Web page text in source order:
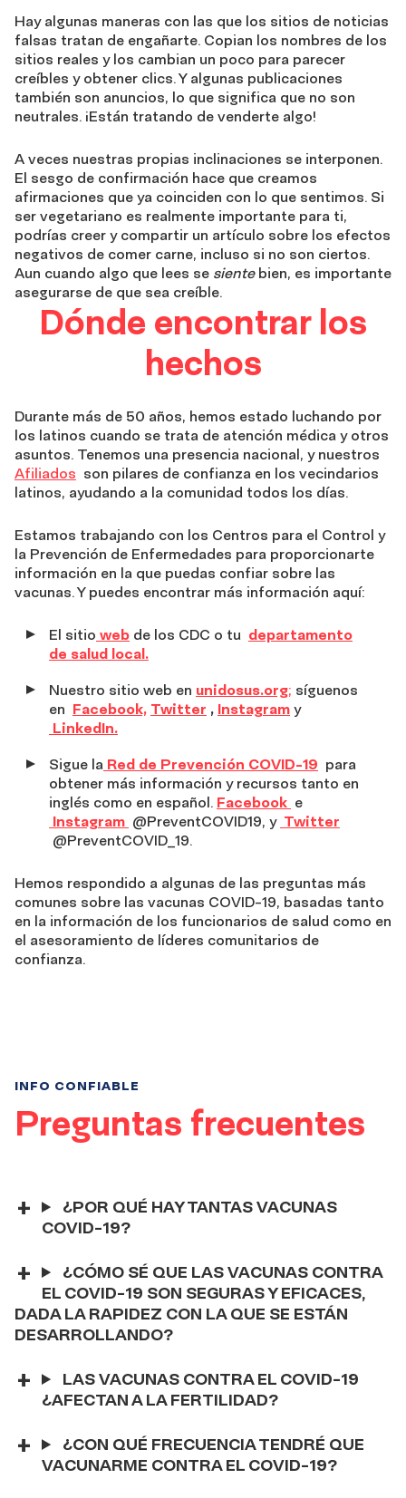
Hay algunas maneras con las que los sitios de noticias
falsas tratan de engañarte. Copian los nombres de los
sitios reales y los cambian un poco para parecer
creíbles y obtener clics. Y algunas publicaciones
también son anuncios, lo que significa que no son
neutrales. ¡Están tratando de venderte algo!
A veces nuestras propias inclinaciones se interponen.
El sesgo de confirmación hace que creamos
afirmaciones que ya coinciden con lo que sentimos. Si
ser vegetariano es realmente importante para ti,
podrías creer y compartir un artículo sobre los efectos
negativos de comer carne, incluso si no son ciertos.
Aun cuando algo que lees se sientebien, es importante
asegurarse de que sea creíble.
Dónde encontrar los
hechos
Durante más de 50 años, hemos estado luchando por
los latinos cuando se trata de atención médica y otros
asuntos. Tenemos una presencia nacional, y nuestros
Afiliados son pilares de confianza en los vecindarios
latinos, ayudando a la comunidad todos los días.
Estamos trabajando con los Centros para el Control y
la Prevención de Enfermedades para proporcionarte
información en la que puedas confiar sobre las
vacunas. Y puedes encontrar más información aquí:
El sitio web de los CDC o tu departamento
de salud local.
Nuestro sitio web en unidosus.org; síguenos
en Facebook, Twitter , Instagram y
LinkedIn.
Sigue la Red de Prevención COVID-19 para
obtener más información y recursos tanto en
inglés como en español. Facebook e
Instagram @PreventCOVID19, y Twitter
@PreventCOVID_19.
Hemos respondido a algunas de las preguntas más
comunes sobre las vacunas COVID-19, basadas tanto
en la información de los funcionarios de salud como en
el asesoramiento de líderes comunitarios de
confianza.
Preguntas frecuentes
INFO CONFIABLE
¿POR QUÉ HAY TANTAS VACUNAS
COVID-19?
¿CÓMO SÉ QUE LAS VACUNAS CONTRA
EL COVID-19 SON SEGURAS Y EFICACES,
DADA LA RAPIDEZ CON LA QUE SE ESTÁN
DESARROLLANDO?
LAS VACUNAS CONTRA EL COVID-19
¿AFECTAN A LA FERTILIDAD?
¿CON QUÉ FRECUENCIA TENDRÉ QUE
VACUNARME CONTRA EL COVID-19?